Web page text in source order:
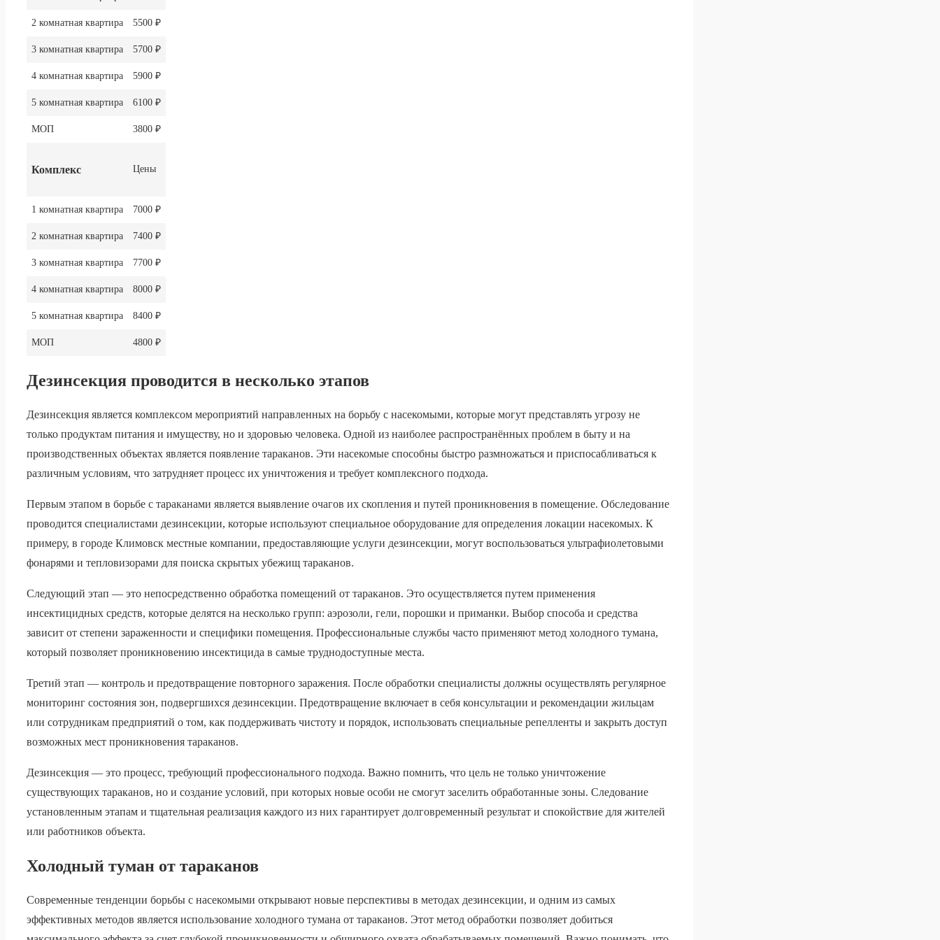
2 комнатная квартира 5500 ₽
3 комнатная квартира 5700 ₽
4 комнатная квартира 5900 ₽
5 комнатная квартира 6100 ₽
МОП 3800 ₽
Комплекс Цены
1 комнатная квартира 7000 ₽
2 комнатная квартира 7400 ₽
3 комнатная квартира 7700 ₽
4 комнатная квартира 8000 ₽
5 комнатная квартира 8400 ₽
МОП 4800 ₽
Дезинсекция проводится в несколько этапов
Дезинсекция является комплексом мероприятий направленных на борьбу с насекомыми, которые могут представлять угрозу не
только продуктам питания и имуществу, но и здоровью человека. Одной из наиболее распространённых проблем в быту и на
производственных объектах является появление тараканов. Эти насекомые способны быстро размножаться и приспосабливаться к
различным условиям, что затрудняет процесс их уничтожения и требует комплексного подхода.
Первым этапом в борьбе с тараканами является выявление очагов их скопления и путей проникновения в помещение. Обследование
проводится специалистами дезинсекции, которые используют специальное оборудование для определения локации насекомых. К
примеру, в городе Климовск местные компании, предоставляющие услуги дезинсекции, могут воспользоваться ультрафиолетовыми
фонарями и тепловизорами для поиска скрытых убежищ тараканов.
Следующий этап — это непосредственно обработка помещений от тараканов. Это осуществляется путем применения
инсектицидных средств, которые делятся на несколько групп: аэрозоли, гели, порошки и приманки. Выбор способа и средства
зависит от степени зараженности и специфики помещения. Профессиональные службы часто применяют метод холодного тумана,
который позволяет проникновению инсектицида в самые труднодоступные места.
Третий этап — контроль и предотвращение повторного заражения. После обработки специалисты должны осуществлять регулярное
мониторинг состояния зон, подвергшихся дезинсекции. Предотвращение включает в себя консультации и рекомендации жильцам
или сотрудникам предприятий о том, как поддерживать чистоту и порядок, использовать специальные репелленты и закрыть доступ
возможных мест проникновения тараканов.
Дезинсекция — это процесс, требующий профессионального подхода. Важно помнить, что цель не только уничтожение
существующих тараканов, но и создание условий, при которых новые особи не смогут заселить обработанные зоны. Следование
установленным этапам и тщательная реализация каждого из них гарантирует долговременный результат и спокойствие для жителей
или работников объекта.
Холодный туман от тараканов
Современные тенденции борьбы с насекомыми открывают новые перспективы в методах дезинсекции, и одним из самых
эффективных методов является использование холодного тумана от тараканов. Этот метод обработки позволяет добиться